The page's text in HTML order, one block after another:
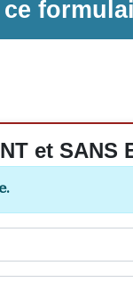
et SANS